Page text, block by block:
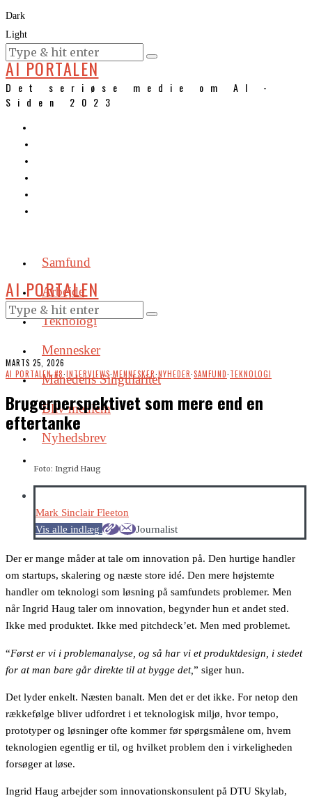
Dark
Light
KURSER
AI PORTALEN
Det seriøse medie om AI -
Siden 2023
Samfund
Arbejde
Teknologi
Mennesker
Månedens Singularitet
Bliv medlem
Nyhedsbrev
AI PORTALEN
MARTS 25, 2026
AI PORTALEN #8·INTERVIEWS·MENNESKER·NYHEDER·SAMFUND·TEKNOLOGI
Brugerperspektivet som mere end en
eftertanke
Foto: Ingrid Haug
Mark Sinclair Fleeton
Vis alle indlæg
Journalist
Der er mange måder at tale om innovation på. Den hurtige handler
om startups, skalering og næste store idé. Den mere højstemte
handler om teknologi som løsning på samfundets problemer. Men
når Ingrid Haug taler om innovation, begynder hun et andet sted.
Ikke med produktet. Ikke med pitchdeck’et. Men med problemet.
“Først er vi i problemanalyse, og så har vi et produktdesign, i stedet
for at man bare går direkte til at bygge det,” siger hun.
Det lyder enkelt. Næsten banalt. Men det er det ikke. For netop den
rækkefølge bliver udfordret i et teknologisk miljø, hvor tempo,
prototyper og løsninger ofte kommer før spørgsmålene om, hvem
teknologien egentlig er til, og hvilket problem den i virkeligheden
forsøger at løse.
Ingrid Haug arbejder som innovationskonsulent på DTU Skylab,